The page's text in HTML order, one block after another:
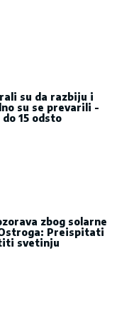
su da razbiju i
su se prevarili -
do 15 odsto
zbog solarne
Preispitati
svetinju